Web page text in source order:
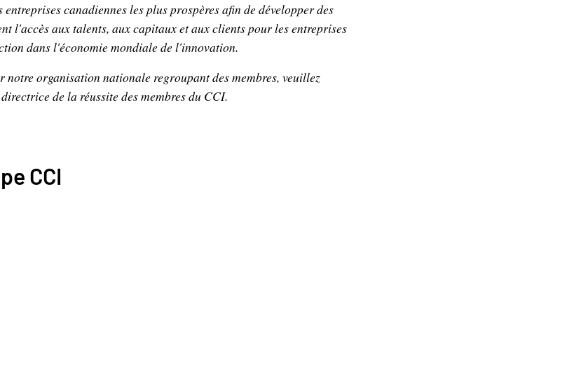
canadiennes les plus prospères afin de développer des
l'accès aux talents, aux capitaux et aux clients pour les entreprises
dans l'économie mondiale de l'innovation.
notre organisation nationale regroupant des membres, veuillez
de la réussite des membres du CCI.
CCI